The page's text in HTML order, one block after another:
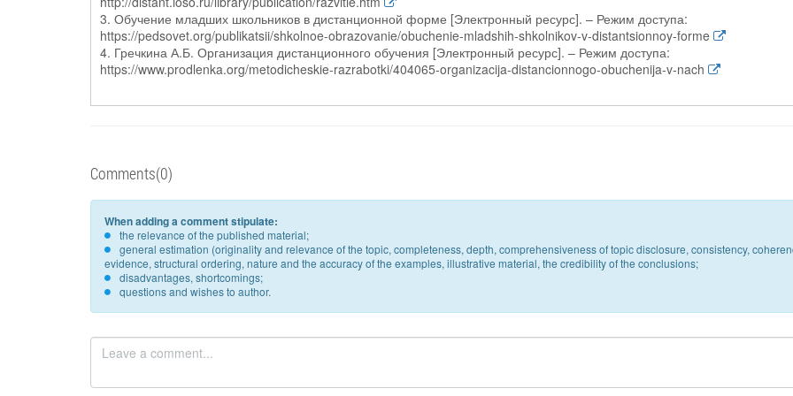
3. Обучение младших школьников в дистанционной форме [Электронный ‏ресурс]. – Режим доступа:
https://pedsovet.org/publikatsii/shkolnoe-obrazovanie/obuchenie-mladshih-shkolnikov-v-distantsionnoy-forme
4. Гречкина А.Б. Организация дистанционного обучения [Электронный ‏ресурс]. – Режим доступа:
https://www.prodlenka.org/metodicheskie-razrabotki/404065-organizacija-distancionnogo-obuchenija-v-nach
Comments(0)
When adding a comment stipulate:
the relevance of the published material;
general estimation (originality and relevance of the topic, completeness, depth, comprehensiveness of topic disclosure, consistency,
evidence, structural ordering, nature and the accuracy of the examples, illustrative material, the credibility of the conclusions;
disadvantages, shortcomings;
questions and wishes to author.